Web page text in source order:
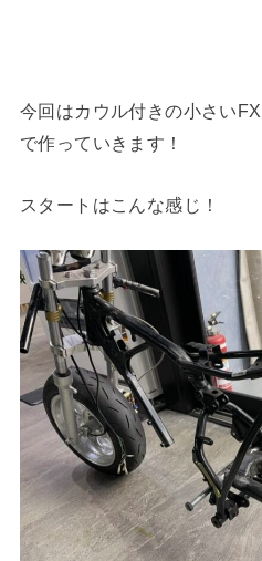
今回はカウル付きの小さい
で作っていきます！
スタートはこんな感じ！